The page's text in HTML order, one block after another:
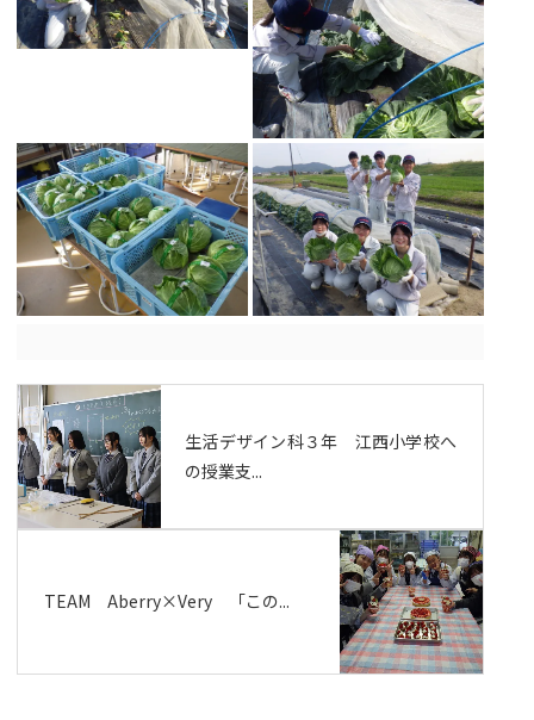
生活デザイン科３年 江西小学校へ
の授業支...
TEAM Aberry×Very 「この...